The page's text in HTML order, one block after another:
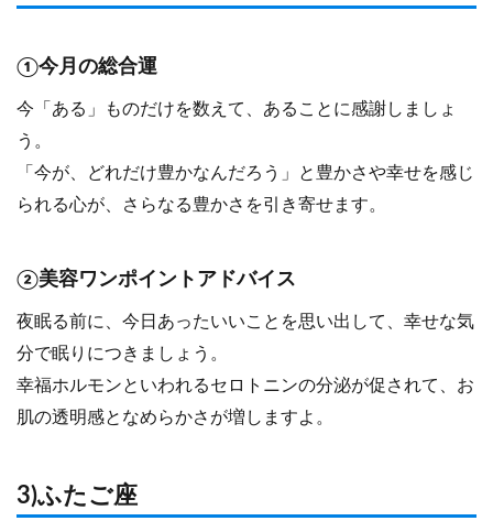
①今月の総合運
今「ある」ものだけを数えて、あることに感謝しましょ
う。
「今が、どれだけ豊かなんだろう」と豊かさや幸せを感じ
られる心が、さらなる豊かさを引き寄せます。
②美容ワンポイントアドバイス
夜眠る前に、今日あったいいことを思い出して、幸せな気
分で眠りにつきましょう。
幸福ホルモンといわれるセロトニンの分泌が促されて、お
肌の透明感となめらかさが増しますよ。
3)ふたご座